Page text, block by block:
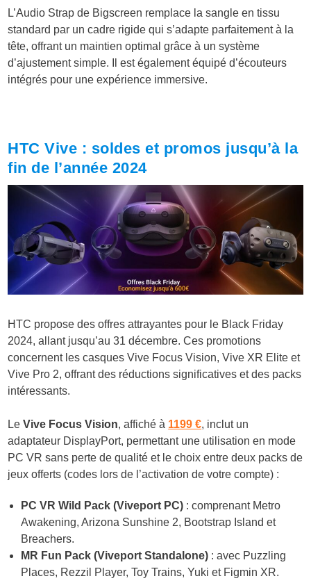
L’Audio Strap de Bigscreen remplace la sangle en tissu
standard par un cadre rigide qui s’adapte parfaitement à la
tête, offrant un maintien optimal grâce à un système
d’ajustement simple. Il est également équipé d’écouteurs
intégrés pour une expérience immersive.
HTC Vive : soldes et promos jusqu’à la
fin de l’année 2024
HTC propose des offres attrayantes pour le Black Friday
2024, allant jusqu’au 31 décembre. Ces promotions
concernent les casques Vive Focus Vision, Vive XR Elite et
Vive Pro 2, offrant des réductions significatives et des packs
intéressants.
LeVive Focus Vision, affiché à 1199 €, inclut un
adaptateur DisplayPort, permettant une utilisation en mode
PC VR sans perte de qualité et le choix entre deux packs de
jeux offerts (codes lors de l’activation de votre compte) :
PC VR Wild Pack (Viveport PC) : comprenant Metro
Awakening, Arizona Sunshine 2, Bootstrap Island et
Breachers.
MR Fun Pack (Viveport Standalone) : avec Puzzling
Places, Rezzil Player, Toy Trains, Yuki et Figmin XR.